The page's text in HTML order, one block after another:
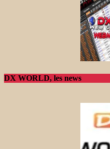
DX WORLD, les news